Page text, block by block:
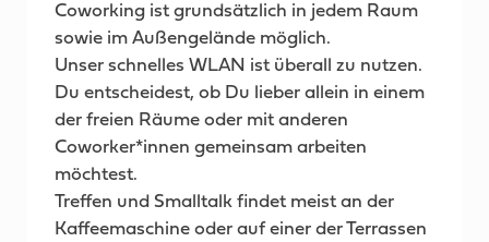
Coworking ist grundsätzlich in jedem Raum
sowie im Außengelände möglich.
Unser schnelles WLAN ist überall zu nutzen.
Du entscheidest, ob Du lieber allein in einem
der freien Räume oder mit anderen
Coworker*innen gemeinsam arbeiten
möchtest.
Treffen und Smalltalk findet meist an der
Kaffeemaschine oder auf einer der Terrassen